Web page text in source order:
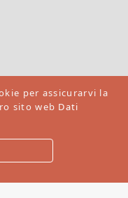
per assicurarvi la
sito web Dati